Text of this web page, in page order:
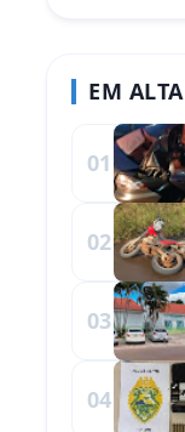
EM ALTA
01
02
03
04